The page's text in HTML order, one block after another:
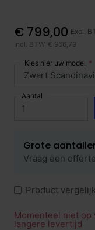
€ 799,00 Excl.
Incl. BTW: € 966,79
Kies hier uw model
Aantal
Grote
Vraag een
Product
Momenteel niet
langere levertijd